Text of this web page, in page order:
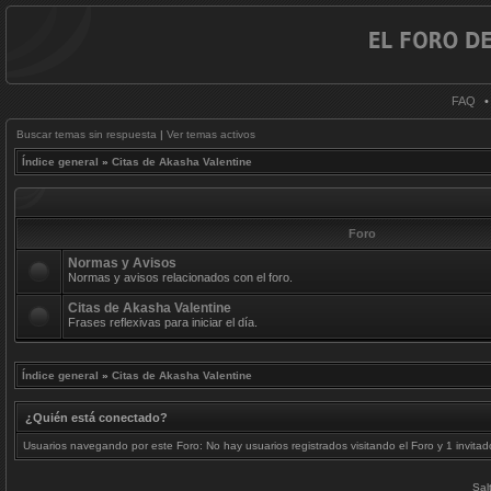
FAQ •
Buscar temas sin respuesta | Ver temas activos
Índice general » Citas de Akasha Valentine
Foro
Normas y Avisos
Normas y avisos relacionados con el foro.
Citas de Akasha Valentine
Frases reflexivas para iniciar el día.
Índice general » Citas de Akasha Valentine
¿Quién está conectado?
Usuarios navegando por este Foro: No hay usuarios registrados visitando el Foro y 1